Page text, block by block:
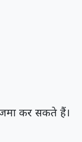
कर सकते हैं।